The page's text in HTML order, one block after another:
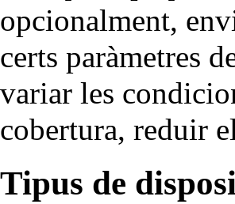
opcionalment,
certs paràmetres
variar les
cobertura, reduir
Tipus de